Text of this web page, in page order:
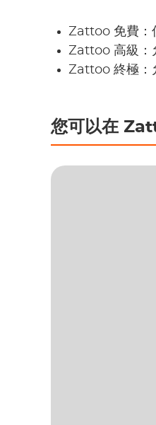
Zattoo 免費：
Zattoo 高級：
Zattoo 終極：
您可以在